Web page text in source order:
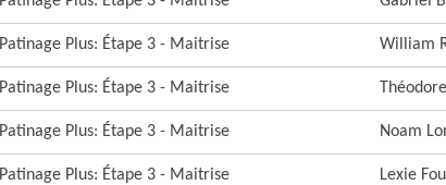
Patinage Plus: Étape 3 - Maitrise William
Patinage Plus: Étape 3 - Maitrise
Patinage Plus: Étape 3 - Maitrise Noam
Patinage Plus: Étape 3 - Maitrise Lexie